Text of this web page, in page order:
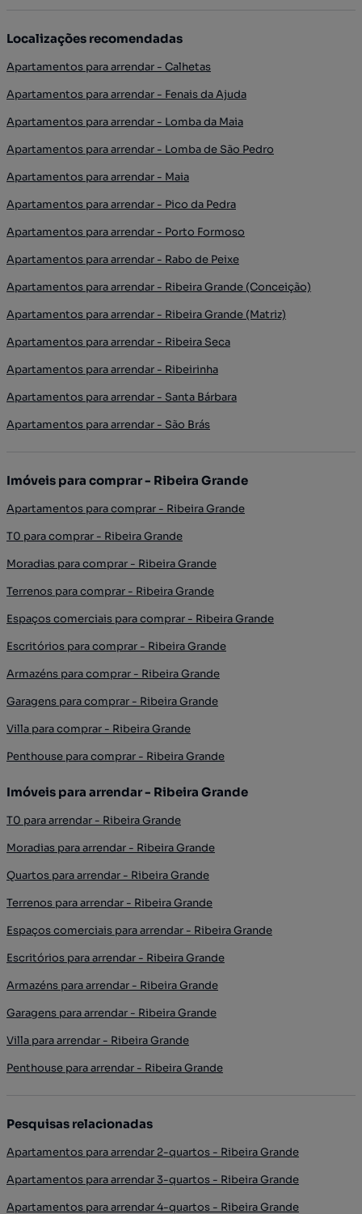
Localizações recomendadas
Apartamentos para arrendar - Calhetas
Apartamentos para arrendar - Fenais da Ajuda
Apartamentos para arrendar - Lomba da Maia
Apartamentos para arrendar - Lomba de São Pedro
Apartamentos para arrendar - Maia
Apartamentos para arrendar - Pico da Pedra
Apartamentos para arrendar - Porto Formoso
Apartamentos para arrendar - Rabo de Peixe
Apartamentos para arrendar - Ribeira Grande (Conceição)
Apartamentos para arrendar - Ribeira Grande (Matriz)
Apartamentos para arrendar - Ribeira Seca
Apartamentos para arrendar - Ribeirinha
Apartamentos para arrendar - Santa Bárbara
Apartamentos para arrendar - São Brás
Imóveis para comprar - Ribeira Grande
Apartamentos para comprar - Ribeira Grande
T0 para comprar - Ribeira Grande
Moradias para comprar - Ribeira Grande
Terrenos para comprar - Ribeira Grande
Espaços comerciais para comprar - Ribeira Grande
Escritórios para comprar - Ribeira Grande
Armazéns para comprar - Ribeira Grande
Garagens para comprar - Ribeira Grande
Villa para comprar - Ribeira Grande
Penthouse para comprar - Ribeira Grande
Imóveis para arrendar - Ribeira Grande
T0 para arrendar - Ribeira Grande
Moradias para arrendar - Ribeira Grande
Quartos para arrendar - Ribeira Grande
Terrenos para arrendar - Ribeira Grande
Espaços comerciais para arrendar - Ribeira Grande
Escritórios para arrendar - Ribeira Grande
Armazéns para arrendar - Ribeira Grande
Garagens para arrendar - Ribeira Grande
Villa para arrendar - Ribeira Grande
Penthouse para arrendar - Ribeira Grande
Pesquisas relacionadas
Apartamentos para arrendar 2-quartos - Ribeira Grande
Apartamentos para arrendar 3-quartos - Ribeira Grande
Apartamentos para arrendar 4-quartos - Ribeira Grande